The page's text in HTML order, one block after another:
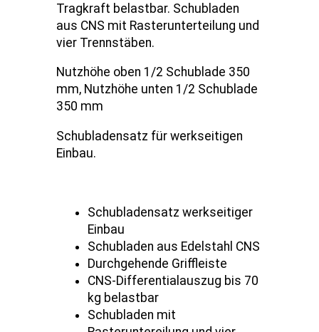
Tragkraft belastbar. Schubladen
aus CNS mit Rasterunterteilung und
vier Trennstäben.
Nutzhöhe oben 1/2 Schublade 350
mm, Nutzhöhe unten 1/2 Schublade
350 mm
Schubladensatz für werkseitigen
Einbau.
Schubladensatz werkseitiger
Einbau
Schubladen aus Edelstahl CNS
Durchgehende Griffleiste
CNS-Differentialauszug bis 70
kg belastbar
Schubladen mit